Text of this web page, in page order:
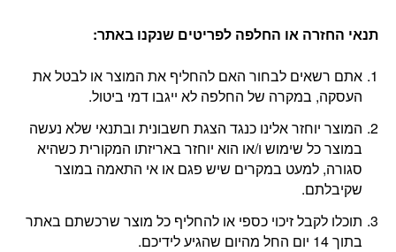
תנאי החזרה או החלפה לפריטים שנקנו באתר:
אתם רשאים לבחור האם להחליף את המוצר או לבטל את
העסקה, במקרה של החלפה לא ייגבו דמי ביטול.
המוצר יוחזר אלינו כנגד הצגת חשבונית ובתנאי שלא נעשה
במוצר כל שימוש ו/או הוא יוחזר באריזתו המקורית כשהיא
סגורה, למעט במקרים שיש פגם או אי התאמה במוצר
שקיבלתם.
תוכלו לקבל זיכוי כספי או להחליף כל מוצר שרכשתם באתר
בתוך 14 יום החל מהיום שהגיע לידיכם.